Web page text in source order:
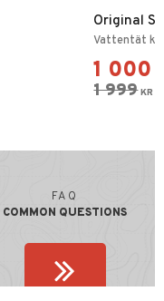
Original
Vattentät
1 000
1 999KR
FAQ
COMMON QUESTIONS